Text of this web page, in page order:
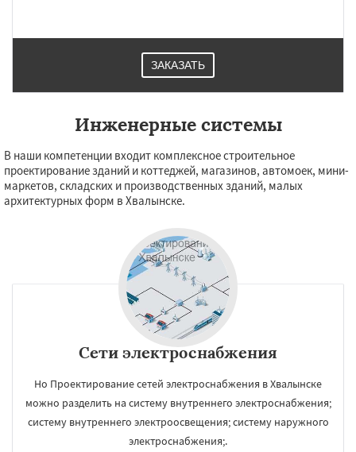
ЗАКАЗАТЬ
Инженерные системы
В наши компетенции входит комплексное строительное
проектирование зданий и коттеджей, магазинов, автомоек, мини-
маркетов, складских и производственных зданий, малых
архитектурных форм в Хвалынске.
Сети электроснабжения
Но Проектирование сетей электроснабжения в Хвалынске
можно разделить на систему внутреннего электроснабжения;
систему внутреннего электроосвещения; систему наружного
электроснабжения;.